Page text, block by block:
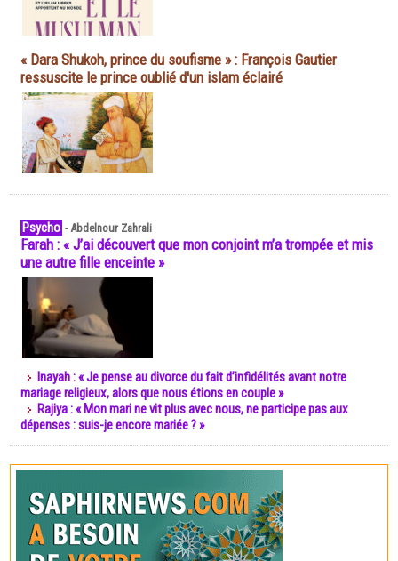
« Dara Shukoh, prince du soufisme » : François Gautier
ressuscite le prince oublié d'un islam éclairé
Psycho -Abdelnour Zahrali
Farah : « J’ai découvert que mon conjoint m’a trompée et mis
une autre fille enceinte »
Inayah : « Je pense au divorce du fait d’infidélités avant notre
mariage religieux, alors que nous étions en couple »
Rajiya : « Mon mari ne vit plus avec nous, ne participe pas aux
dépenses : suis-je encore mariée ? »